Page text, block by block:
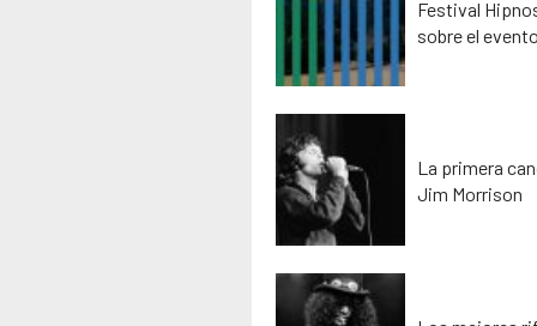
Festival
sobre el
La primera
Jim Morrison